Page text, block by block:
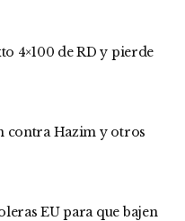
4×100 de RD y pierde
contra Hazim y otros
EU para que bajen